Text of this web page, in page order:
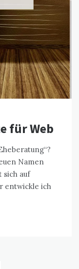
für Web
Namen
sich auf
entwickle ich